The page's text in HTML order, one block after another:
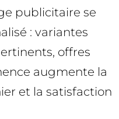
publicitaire se
: variantes
offres
augmente la
et la satisfaction